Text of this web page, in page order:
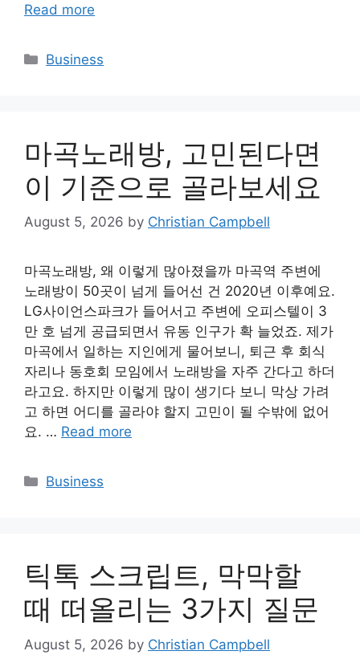
Read more
Categories
Business
마곡노래방, 고민된다면
이 기준으로 골라보세요
August 5, 2026 by Christian Campbell
마곡노래방, 왜 이렇게 많아졌을까 마곡역 주변에
노래방이 50곳이 넘게 들어선 건 2020년 이후예요.
LG사이언스파크가 들어서고 주변에 오피스텔이 3
만 호 넘게 공급되면서 유동 인구가 확 늘었죠. 제가
마곡에서 일하는 지인에게 물어보니, 퇴근 후 회식
자리나 동호회 모임에서 노래방을 자주 간다고 하더
라고요. 하지만 이렇게 많이 생기다 보니 막상 가려
고 하면 어디를 골라야 할지 고민이 될 수밖에 없어
요. … Read more
Categories
Business
틱톡 스크립트, 막막할
때 떠올리는 3가지 질문
August 5, 2026 by Christian Campbell